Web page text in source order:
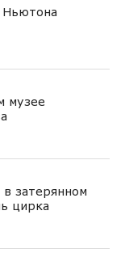
Ньютона
музее
затерянном
цирка